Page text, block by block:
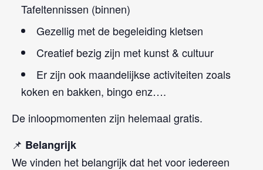
Tafeltennissen (binnen)
Gezellig met de begeleiding kletsen
Creatief bezig zijn met kunst & cultuur
Er zijn ook maandelijkse activiteiten zoals
koken en bakken, bingo enz….
De inloopmomenten zijn helemaal gratis.
📌 Belangrijk
We vinden het belangrijk dat het voor iedereen